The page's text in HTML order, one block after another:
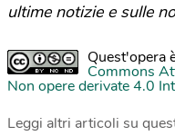
ultime notizie e sulle
Quest'opera
Commons
Non opere derivate 4.0
Leggi altri articoli su